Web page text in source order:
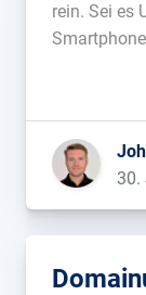
rein. Sei es
abwerfen
30.